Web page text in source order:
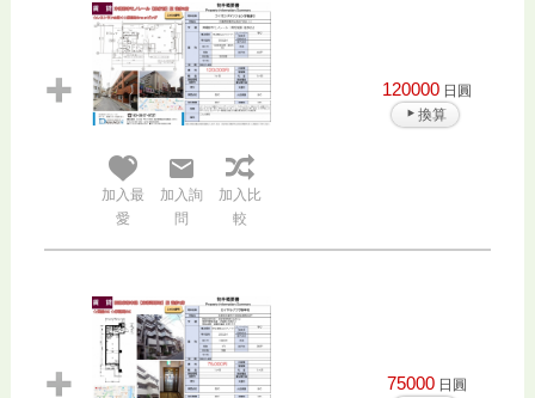
加入最
愛
加入詢
問
加入比
較
120000 日圓
換算
75000 日圓